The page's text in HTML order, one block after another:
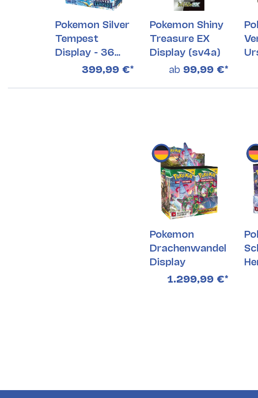
Pokemon Silver
Tempest
Display - 36
Boostern399,99 €*
Pokemon Shiny
Treasure EX
Display (sv4a)
ab 99,99 €*
Pokemon
Drachenwandel
Display
1.299,99 €*